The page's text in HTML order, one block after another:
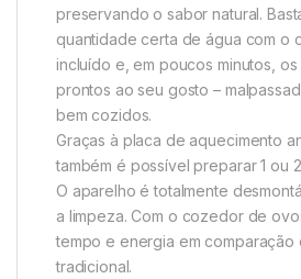
preservando o sabor natural.
quantidade certa de água com o
incluído e, em poucos minutos,
prontos ao seu gosto –
bem cozidos.
Graças à placa de aquecimento
também é possível preparar 1 ou
O aparelho é totalmente
a limpeza. Com o cozedor de
tempo e energia em comparação
tradicional.